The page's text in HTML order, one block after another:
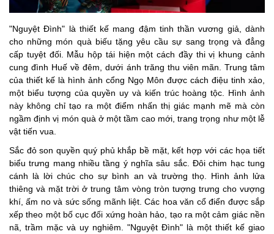
"Nguyệt Đình" là thiết kế mang đậm tinh thần vương giả, dành
cho những món quà biếu tặng yêu cầu sự sang trọng và đẳng
cấp tuyệt đối. Mẫu hộp tái hiện một cách đầy thi vị khung cảnh
cung đình Huế về đêm, dưới ánh trăng thu viên mãn. Trung tâm
của thiết kế là hình ảnh cổng Ngọ Môn được cách điệu tinh xảo,
một biểu tượng của quyền uy và kiến trúc hoàng tộc. Hình ảnh
này không chỉ tạo ra một điểm nhấn thị giác mạnh mẽ mà còn
ngầm định vị món quà ở một tầm cao mới, trang trọng như một lễ
vật tiến vua.
Sắc đỏ son quyền quý phủ khắp bề mặt, kết hợp với các họa tiết
biểu trưng mang nhiều tầng ý nghĩa sâu sắc. Đôi chim hạc tung
cánh là lời chúc cho sự bình an và trường thọ. Hình ảnh lửa
thiêng và mặt trời ở trung tâm vòng tròn tượng trưng cho vượng
khí, ấm no và sức sống mãnh liệt. Các hoa văn cổ điển được sắp
xếp theo một bố cục đối xứng hoàn hảo, tạo ra một cảm giác nền
nã, trầm mặc và uy nghiêm. "Nguyệt Đình" là một thiết kế giao